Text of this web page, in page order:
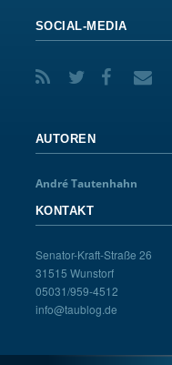
SOCIAL-MEDIA
AUTOREN
André Tautenhahn
KONTAKT
Senator-Kraft-Straße 26
31515 Wunstorf
05031/959-4512
info@taublog.de